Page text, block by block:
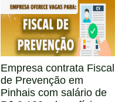
Empresa contrata Fiscal
de Prevenção em
Pinhais com salário de